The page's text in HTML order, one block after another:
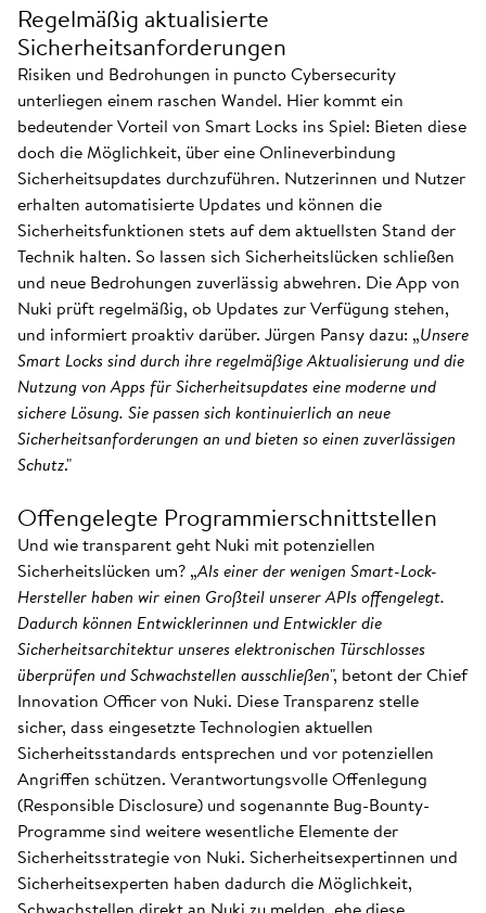
Regelmäßig aktualisierte
Sicherheitsanforderungen
Risiken und Bedrohungen in puncto Cybersecurity
unterliegen einem raschen Wandel. Hier kommt ein
bedeutender Vorteil von Smart Locks ins Spiel: Bieten diese
doch die Möglichkeit, über eine Onlineverbindung
Sicherheitsupdates durchzuführen. Nutzerinnen und Nutzer
erhalten automatisierte Updates und können die
Sicherheitsfunktionen stets auf dem aktuellsten Stand der
Technik halten. So lassen sich Sicherheitslücken schließen
und neue Bedrohungen zuverlässig abwehren. Die App von
Nuki prüft regelmäßig, ob Updates zur Verfügung stehen,
und informiert proaktiv darüber. Jürgen Pansy dazu: „Unsere
Smart Locks sind durch ihre regelmäßige Aktualisierung und die
Nutzung von Apps für Sicherheitsupdates eine moderne und
sichere Lösung. Sie passen sich kontinuierlich an neue
Sicherheitsanforderungen an und bieten so einen zuverlässigen
Schutz."
Offengelegte Programmierschnittstellen
Und wie transparent geht Nuki mit potenziellen
Sicherheitslücken um? „Als einer der wenigen Smart-Lock-
Hersteller haben wir einen Großteil unserer APIs offengelegt.
Dadurch können Entwicklerinnen und Entwickler die
Sicherheitsarchitektur unseres elektronischen Türschlosses
überprüfen und Schwachstellen ausschließen", betont der Chief
Innovation Officer von Nuki. Diese Transparenz stelle
sicher, dass eingesetzte Technologien aktuellen
Sicherheitsstandards entsprechen und vor potenziellen
Angriffen schützen. Verantwortungsvolle Offenlegung
(Responsible Disclosure) und sogenannte Bug-Bounty-
Programme sind weitere wesentliche Elemente der
Sicherheitsstrategie von Nuki. Sicherheitsexpertinnen und
Sicherheitsexperten haben dadurch die Möglichkeit,